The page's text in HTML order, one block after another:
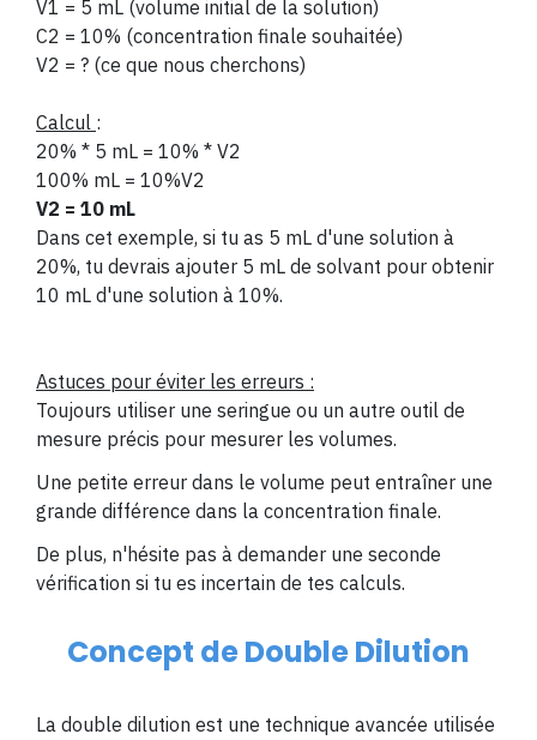
V1 = 5 mL (volume initial de la solution)
C2 = 10% (concentration finale souhaitée)
V2 = ? (ce que nous cherchons)
Calcul :
20% * 5 mL = 10% * V2
100% mL = 10%V2
V2 = 10 mL
Dans cet exemple, si tu as 5 mL d'une solution à
20%, tu devrais ajouter 5 mL de solvant pour obtenir
10 mL d'une solution à 10%.
Astuces pour éviter les erreurs :
Toujours utiliser une seringue ou un autre outil de
mesure précis pour mesurer les volumes.
Une petite erreur dans le volume peut entraîner une
grande différence dans la concentration finale.
De plus, n'hésite pas à demander une seconde
vérification si tu es incertain de tes calculs.
Concept de Double Dilution
La double dilution est une technique avancée utilisée